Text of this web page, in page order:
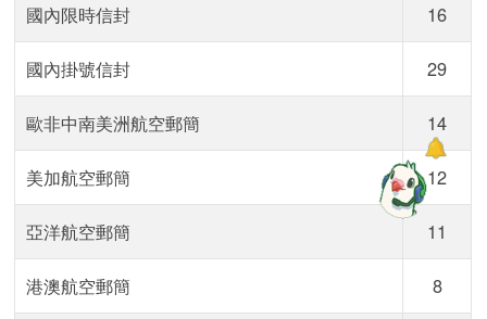
國內限時信封 16
國內掛號信封 29
歐非中南美洲航空郵簡 14
美加航空郵簡 12
亞洋航空郵簡 11
港澳航空郵簡 8